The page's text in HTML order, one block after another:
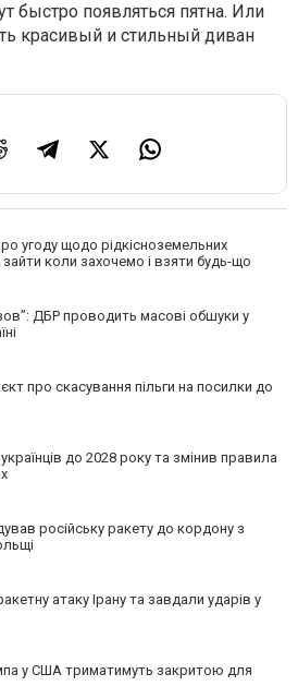
быстро появляться пятна. Или
красивый и стильный диван
угоду щодо рідкісноземельних
коли захочемо і взяти будь-що
ДБР проводить масові обшуки у
про скасування пільги на посилки до
до 2028 року та змінив правила
російську ракету до кордону з
атаку Ірану та завдали ударів у
у США триматимуть закритою для